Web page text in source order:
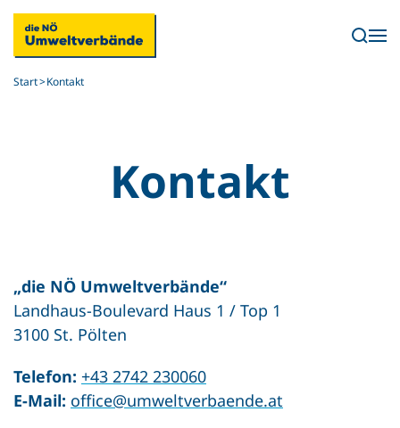
Skip to main content
Start Kontakt
Kontakt
„die NÖ Umweltverbände“
Landhaus-Boulevard Haus 1 / Top 1
3100 St. Pölten
Telefon: +43 2742 230060
E-Mail: office@umweltverbaende.at